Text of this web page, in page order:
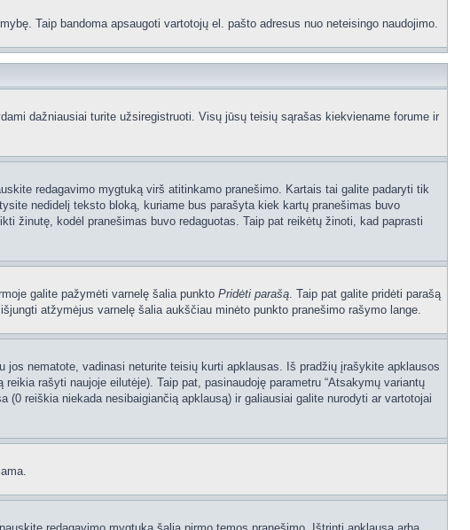
Taip bandoma apsaugoti vartotojų el. pašto adresus nuo neteisingo naudojimo.
dažniausiai turite užsiregistruoti. Visų jūsų teisių sąrašas kiekviename forume ir
redagavimo mygtuką virš atitinkamo pranešimo. Kartais tai galite padaryti tik
nedidelį teksto bloką, kuriame bus parašyta kiek kartų pranešimas buvo
žinutę, kodėl pranešimas buvo redaguotas. Taip pat reikėtų žinoti, kad paprasti
galite pažymėti varnelę šalia punkto Pridėti parašą. Taip pat galite pridėti parašą
atžymėjus varnelę šalia aukščiau minėto punkto pranešimo rašymo lange.
jos nematote, vadinasi neturite teisių kurti apklausas. Iš pradžių įrašykite apklausos
rašyti naujoje eilutėje). Taip pat, pasinaudoję parametru “Atsakymų variantų
reiškia niekada nesibaigiančią apklausą) ir galiausiai galite nurodyti ar vartotojai